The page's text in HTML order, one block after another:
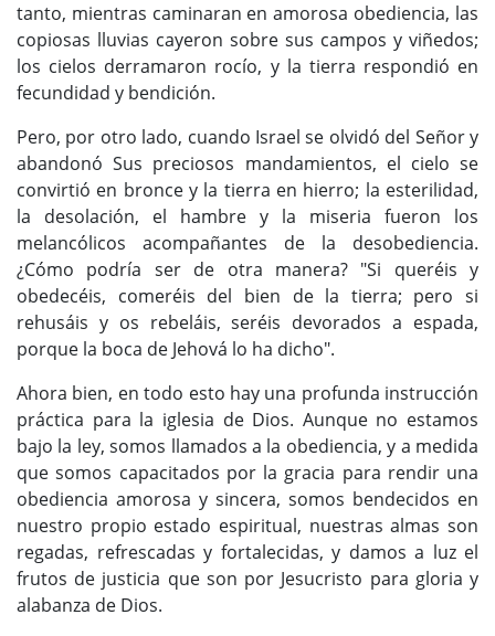
tanto, mientras caminaran en amorosa obediencia, las
copiosas lluvias cayeron sobre sus campos y viñedos;
los cielos derramaron rocío, y la tierra respondió en
fecundidad y bendición.
Pero, por otro lado, cuando Israel se olvidó del Señor y
abandonó Sus preciosos mandamientos, el cielo se
convirtió en bronce y la tierra en hierro; la esterilidad,
la desolación, el hambre y la miseria fueron los
melancólicos acompañantes de la desobediencia.
¿Cómo podría ser de otra manera? "Si queréis y
obedecéis, comeréis del bien de la tierra; pero si
rehusáis y os rebeláis, seréis devorados a espada,
porque la boca de Jehová lo ha dicho".
Ahora bien, en todo esto hay una profunda instrucción
práctica para la iglesia de Dios. Aunque no estamos
bajo la ley, somos llamados a la obediencia, y a medida
que somos capacitados por la gracia para rendir una
obediencia amorosa y sincera, somos bendecidos en
nuestro propio estado espiritual, nuestras almas son
regadas, refrescadas y fortalecidas, y damos a luz el
frutos de justicia que son por Jesucristo para gloria y
alabanza de Dios.